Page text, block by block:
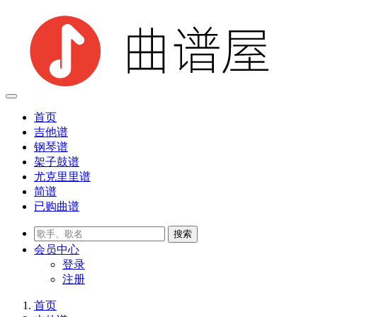
首页
吉他谱
钢琴谱
架子鼓谱
尤克里里谱
简谱
已购曲谱
会员中心
登录
注册
首页